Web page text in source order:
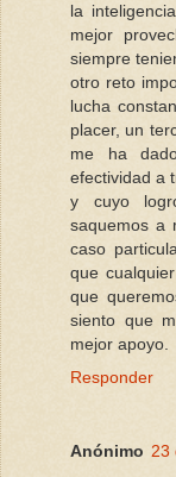
la
mejor
siempre
otro reto
lucha
placer, un
me ha
efectividad a
y cuyo
saquemos a
caso
que
que
siento que
mejor apoyo.
Responder
Anónimo 23